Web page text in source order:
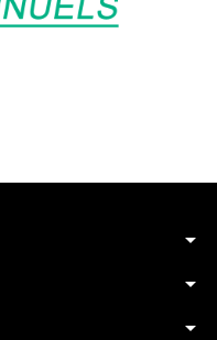
arrow_drop_down
arrow_drop_down
arrow_drop_down